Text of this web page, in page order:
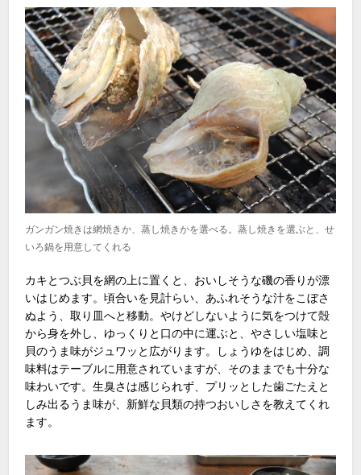
ガンガン焼きは網焼きか、蒸し焼きかを選べる。蒸し焼きを選ぶと、せ
いろ鍋を用意してくれる
カキとつぶ貝を網の上に置くと、おいしそうな磯の香りが漂
いはじめます。頃合いを見計らい、あふれそうな汁をこぼさ
ぬよう、取り皿へと移動。やけどしないように気をつけて殻
から身を外し、ゆっくりと口の中に運ぶと、やさしい塩味と
貝のうま味がジュワッと広がります。しょうゆをはじめ、調
味料はテーブルに用意されていますが、そのままでも十分な
味わいです。生臭さは感じられず、プリッとした歯ごたえと
しみ出るうま味が、新鮮な貝類の持つおいしさを教えてくれ
ます。